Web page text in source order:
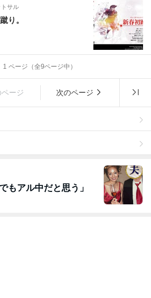
トサル
り。
1 ページ（全9ページ中）
ージ 次のページ
もアル中だと思う」